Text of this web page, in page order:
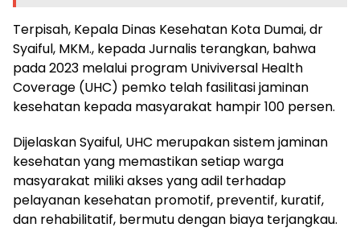
Terpisah, Kepala Dinas Kesehatan Kota Dumai, dr
Syaiful, MKM., kepada Jurnalis terangkan, bahwa
pada 2023 melalui program Univiversal Health
Coverage (UHC) pemko telah fasilitasi jaminan
kesehatan kepada masyarakat hampir 100 persen.
Dijelaskan Syaiful, UHC merupakan sistem jaminan
kesehatan yang memastikan setiap warga
masyarakat miliki akses yang adil terhadap
pelayanan kesehatan promotif, preventif, kuratif,
dan rehabilitatif, bermutu dengan biaya terjangkau.